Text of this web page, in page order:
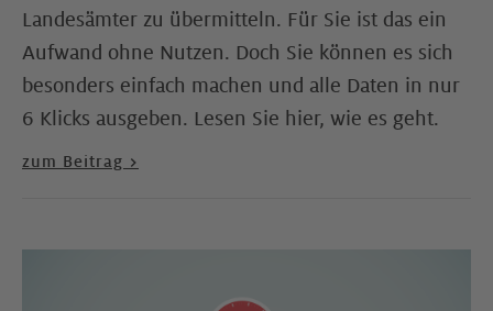
Landesämter zu übermitteln. Für Sie ist das ein
Aufwand ohne Nutzen. Doch Sie können es sich
besonders einfach machen und alle Daten in nur
6 Klicks ausgeben. Lesen Sie hier, wie es geht.
zum Beitrag >